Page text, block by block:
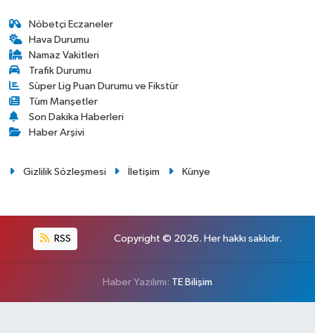
Nöbetçi Eczaneler
Hava Durumu
Namaz Vakitleri
Trafik Durumu
Süper Lig Puan Durumu ve Fikstür
Tüm Manşetler
Son Dakika Haberleri
Haber Arşivi
Gizlilik Sözleşmesi İletişim Künye
RSS Copyright © 2026. Her hakkı saklıdır.
Haber Yazılımı: TE Bilişim